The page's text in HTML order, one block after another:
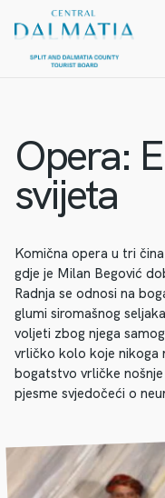
Opera:
svijeta
Komična opera u tri
gdje je Milan Begović
Radnja se odnosi na
glumi siromašnog
voljeti zbog njega
vrličko kolo koje nikoga
bogatstvo vrličke
pjesme svjedočeći o